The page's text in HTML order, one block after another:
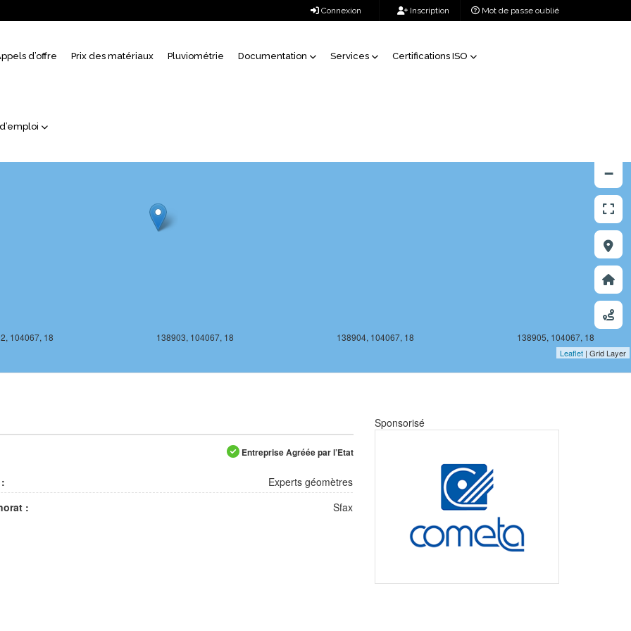
Connexion Inscription Mot de passe oublié
d’offre Prix des matériaux Pluviométrie Documentation Services Certifications ISO
104067, 18 138903, 104067, 18 138904, 104067, 18 138905, 104067, 18
−
Leaflet | Grid Layer
Entreprise Agréée par l’Etat
Experts géomètres
:
Sfax
Sponsorisé